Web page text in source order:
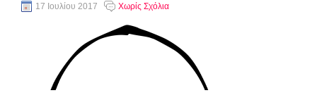
17 Ιουλίου 2017 Χωρίς Σχόλια